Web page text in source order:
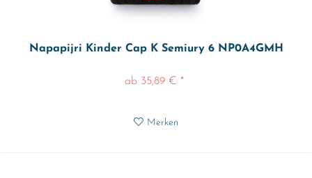
Napapijri Kinder Cap K Semiury 6 NP0A4GMH
ab 35,89 € *
Merken